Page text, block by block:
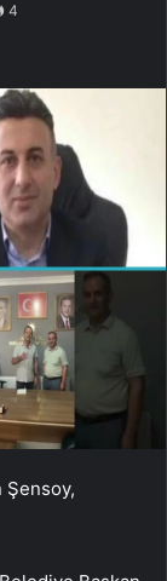
4
Şensoy,